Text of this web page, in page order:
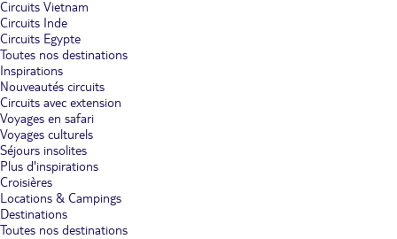
Circuits Vietnam
Circuits Inde
Circuits Egypte
Toutes nos destinations
Inspirations
Nouveautés circuits
Circuits avec extension
Voyages en safari
Voyages culturels
Séjours insolites
Plus d'inspirations
Croisières
Locations & Campings
Destinations
Toutes nos destinations